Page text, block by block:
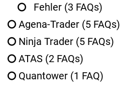
Fehler (3 FAQs)
Agena-Trader (5 FAQs)
Ninja Trader (5 FAQs)
ATAS (2 FAQs)
Quantower (1 FAQ)